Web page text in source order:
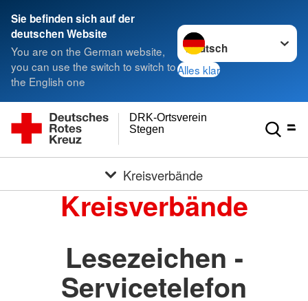
Sie befinden sich auf der
deutschen Website
You are on the German website,
you can use the switch to switch to
the English one
Sprache wechseln zu
Alles klar
Stegen
DRK-Ortsverein
Kreisverbände
Kreisverbände
Lesezeichen -
Servicetelefon